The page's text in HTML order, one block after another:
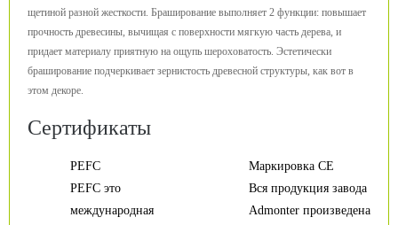
щетиной разной жесткости. Браширование выполняет 2 функции: повышает
прочность древесины, вычищая с поверхности мягкую часть дерева, и
придает материалу приятную на ощупь шероховатость. Эстетически
браширование подчеркивает зернистость древесной структуры, как вот в
этом декоре.
Сертификаты
Маркировка CE
Вся продукция завода
Admonter произведена
PEFC
PEFC это
международная